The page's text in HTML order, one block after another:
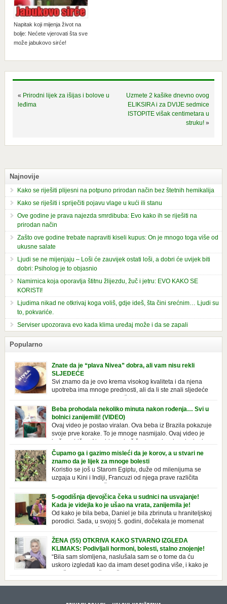
Napitak koji mijenja život na
bolje: Nećete vjerovati šta sve
može jabukovo sirće!
« Prirodni lijek za išijas i bolove u
leđima
Uzmete 2 kašike dnevno ovog
ELIKSIRA i za DVIJE sedmice
ISTOPITE višak centimetara u
struku! »
Najnovije
Kako se riješiti plijesni na potpuno prirodan način bez štetnih hemikalija
Kako se riješiti i spriječiti pojavu vlage u kući ili stanu
Ove godine je prava najezda smrdibuba: Evo kako ih se riješiti na
prirodan način
Zašto ove godine trebate napraviti kiseli kupus: On je mnogo toga više od
ukusne salate
Ljudi se ne mijenjaju – Loši će zauvijek ostati loši, a dobri će uvijek biti
dobri: Psiholog je to objasnio
Namirnica koja oporavlja štitnu žlijezdu, žuč i jetru: EVO KAKO SE
KORISTI!
Ljudima nikad ne otkrivaj koga voliš, gdje ideš, šta čini srećnim… Ljudi su
to, pokvariće.
Serviser upozorava evo kada klima uređaj može i da se zapali
Popularno
Znate da je “plava Nivea” dobra, ali vam nisu rekli
SLJEDEĆE
Svi znamo da je ovo krema visokog kvaliteta i da njena
upotreba ima mnoge prednosti, ali da li ste znali sljedeće
prepoznatljivog mirisa i jednostavne formule, jeste nezamenljiv inventar
u kupatilima i muškaraca i žena. Mnogi ljudi se ne odvajaju od nje, pa je
čak nose sa […]
Beba prohodala nekoliko minuta nakon rođenja… Svi u
bolnici zanijemili! (VIDEO)
Ovaj video je postao viralan. Ova beba iz Brazila pokazuje
svoje prve korake. To je mnoge nasmijalo. Ovaj video je
baš neobičan. Ne viđamo baš često ovakve korake kod
novorođenih beba. Video je snimila babica, pregledalo ga je preko 80
miliona ljudi. Ove babice su ostale u čudu nakon što su vidjeli kako
beba želi […]
Čupamo ga i gazimo misleći da je korov, a u stvari ne
znamo da je lijek za mnoge bolesti
Koristio se još u Starom Egiptu, duže od milenijuma se
uzgaja u Kini i Indiji, Francuzi od njega prave različita
tradicionalna jela i čorbe… Jedino mi gazimo po njemu,
čupamo ga i bacamo kao korov! Tušt je jednogodišnji, ali vrlo uporan
“korov” koji, ka­da nam se jednom nastani u bašti ili dvorištu, teško ga se
5-ogodišnja djevojčica čeka u sudnici na usvajanje!
Kada je videjla ko je ušao na vrata, zanijemila je!
Od kako je bila beba, Daniel je bila zbrinuta u hraniteljskoj
porodici. Sada, u svojoj 5. godini, dočekala je momenat
usvajanja, kada će dobiti novu, stalnu porodicu. Ovaj dan
je bio veoma poseban za djevojčicu i njenu novu porodicu, ali je uskoro
postao još čarobniji, zahvaljujući socijalnom radniku koji poznaje
Daniel. Njenoj novoj porodici je […]
ŽENA (55) OTKRIVA KAKO STVARNO IZGLEDA
KLIMAKS: Podivljali hormoni, bolesti, stalno znojenje!
“Bila sam slomljena, naslušala sam se o tome da ću
uskoro izgledati kao da imam deset godina više, i kako je
gotovo da nema lijeka”, priča Violeta. “Kada sam napunila 48 godina,